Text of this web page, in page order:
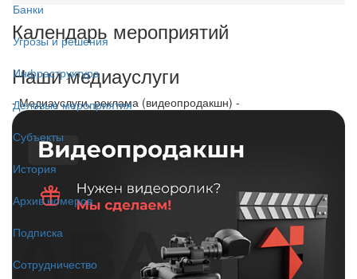
Банки
Угрозы и решения
Инфраструктура
Деловые мероприятия
Субъекты
История
Архив номеров
Подписка
Сотрудничество
Календарь мероприятий
Наши медиауслуги
- Медиауслуги, реклама (видеопродакшн) -